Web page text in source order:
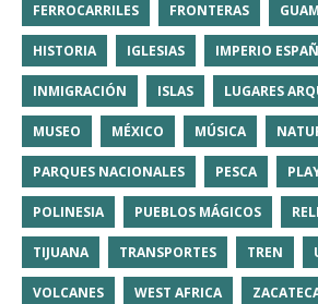
FERROCARRILES FRONTERAS GUAM
HISTORIA IGLESIAS IMPERIO
INMIGRACIÓN ISLAS LUGARES
MUSEO MÉXICO MÚSICA
PARQUES NACIONALES PESCA
POLINESIA PUEBLOS MÁGICOS
TIJUANA TRANSPORTES TREN
VOLCANES WEST AFRICA